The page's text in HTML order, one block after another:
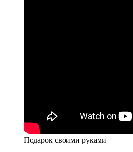
Подарок своими руками